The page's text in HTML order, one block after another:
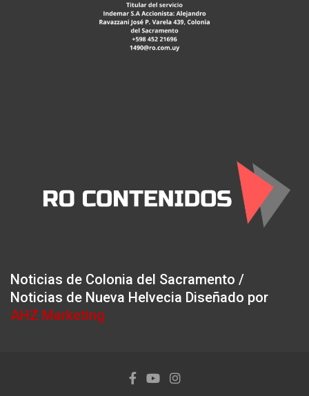
Noticias de Colonia del Sacramento /
Noticias de Nueva Helvecia Diseñado por
AHZ Marketing